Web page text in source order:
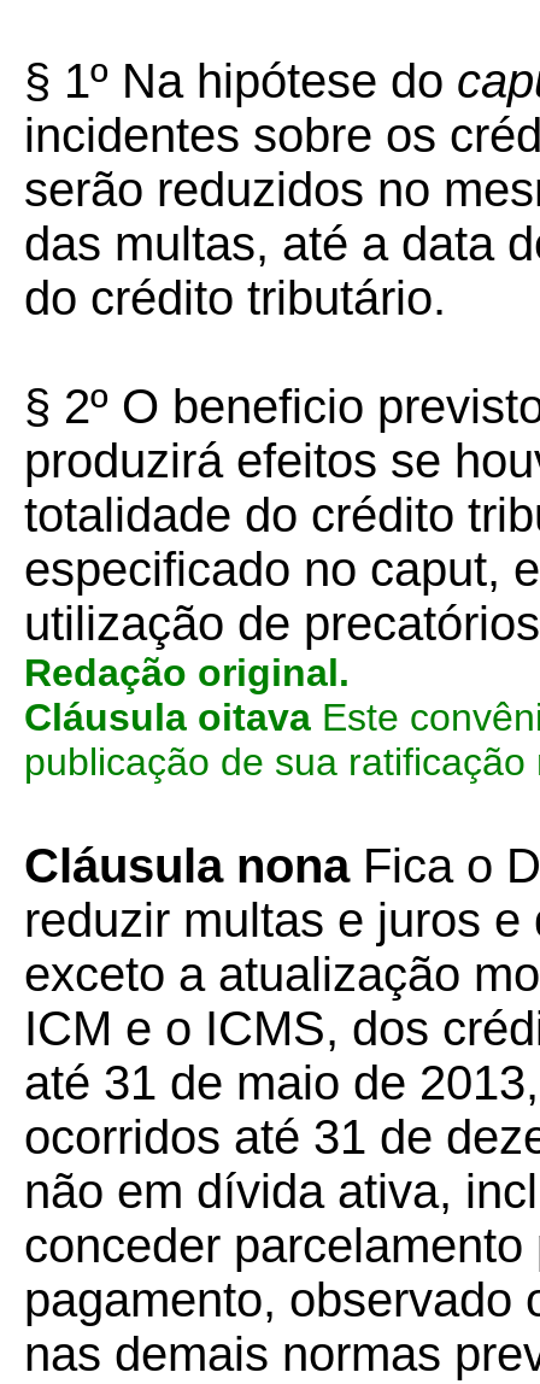
§ 1º Na hipótese do
incidentes sobre os
serão reduzidos no
das multas, até a data
do crédito tributário.
§ 2º O beneficio
produzirá efeitos se
totalidade do crédito
especificado no caput,
utilização de
Redação original.
Cláusula oitava Este
publicação de sua ratificação
Cláusula nonaFica o
reduzir multas e juros
exceto a atualização
ICM e o ICMS, dos
até 31 de maio de
ocorridos até 31 de
não em dívida ativa,
conceder
pagamento, observado
nas demais normas